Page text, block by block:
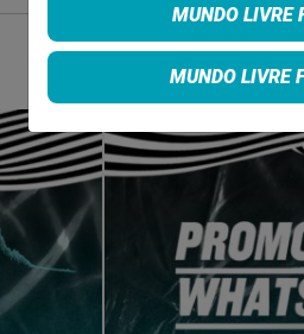
MUNDO LIVRE
MUNDO LIVRE